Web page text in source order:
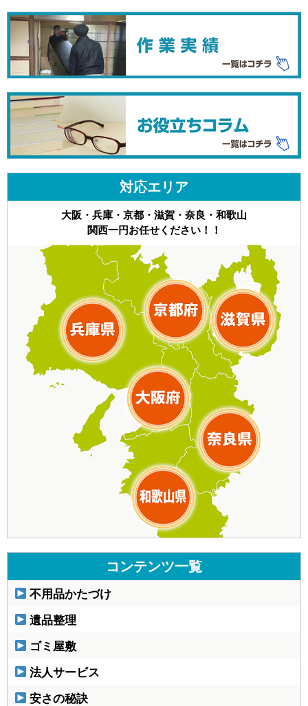
対応エリア
大阪・兵庫・京都・滋賀・奈良・和歌山
関西一円お任せください！！
コンテンツ一覧
不用品かたづけ
遺品整理
ゴミ屋敷
法人サービス
安さの秘訣